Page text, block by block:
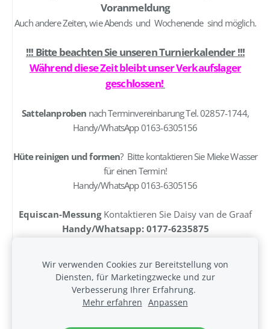
Voranmeldung
Auch andere Zeiten, wie Abends und Wochenende sind möglich.
!!! Bitte beachten Sie unseren Turnierkalender !!!
Während diese Zeit bleibt unser Verkaufslager
geschlossen!
Sattelanproben nach Terminvereinbarung Tel. 02857-1744,
Handy/WhatsApp 0163-6305156
Hüte reinigen und formen? Bitte kontaktieren Sie Mieke Wasser
für einen Termin!
Handy/WhatsApp 0163-6305156
Equiscan-Messung Kontaktieren Sie Daisy van de Graaf
Handy/Whatsapp: 0177-6235875
Cookies
Wir verwenden Cookies zur Bereitstellung von
Diensten, für Marketingzwecke und zur
Verbesserung Ihrer Erfahrung.
Mehr erfahren
Anpassen